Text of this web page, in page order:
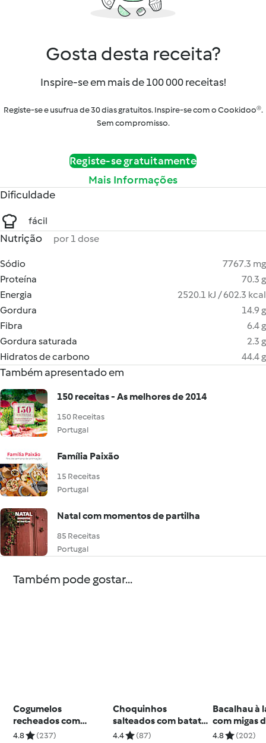
Gosta desta receita?
Inspire-se em mais de 100 000 receitas!
Registe-se e usufrua de 30 dias gratuitos. Inspire-se com o Cookidoo®.
Sem compromisso.
Registe-se gratuitamente
Mais Informações
Dificuldade
fácil
Nutrição por 1 dose
Sódio
7767.3 mg
Proteína
70.3 g
Energia
2520.1 kJ / 602.3 kcal
Gordura
14.9 g
Fibra
6.4 g
Gordura saturada
2.3 g
Hidratos de carbono
44.4 g
Também apresentado em
150 receitas - As melhores de 2014
150 Receitas
Portugal
Família Paixão
15 Receitas
Portugal
Natal com momentos de partilha
85 Receitas
Portugal
Também pode gostar...
Cogumelos
recheados com
bacon e alheira e
4.8 (237)
Choquinhos
salteados com batata
a murro
4.4 (87)
Bacalhau à
com migas
feijão
4.8 (202)